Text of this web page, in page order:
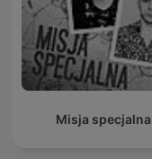
Misja specjalna